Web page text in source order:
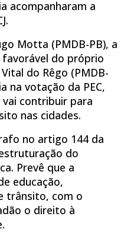
acompanharam a
Motta (PMDB-PB), a
do próprio
do Rêgo (PMDB-
na votação da PEC,
contribuir para
nas cidades.
no artigo 144 da
do
Prevê que a
educação,
trânsito, com o
o direito à